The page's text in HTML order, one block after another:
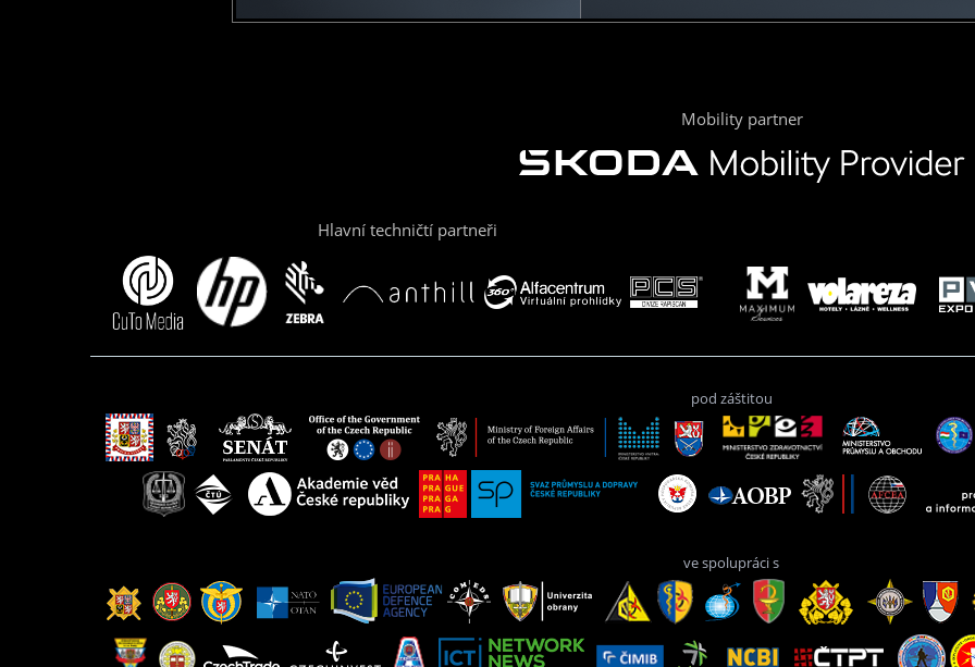
Mobility partner
Hlavní techničtí partneři
pod záštitou
ve spolupráci s